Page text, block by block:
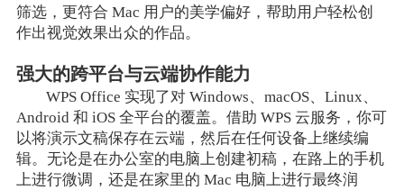
筛选，更符合 Mac 用户的美学偏好，帮助用户轻松创
作出视觉效果出众的作品。
强大的跨平台与云端协作能力
WPS Office 实现了对 Windows、macOS、Linux、
Android 和 iOS 全平台的覆盖。借助 WPS 云服务，你可
以将演示文稿保存在云端，然后在任何设备上继续编
辑。无论是在办公室的电脑上创建初稿，在路上的手机
上进行微调，还是在家里的 Mac 电脑上进行最终润